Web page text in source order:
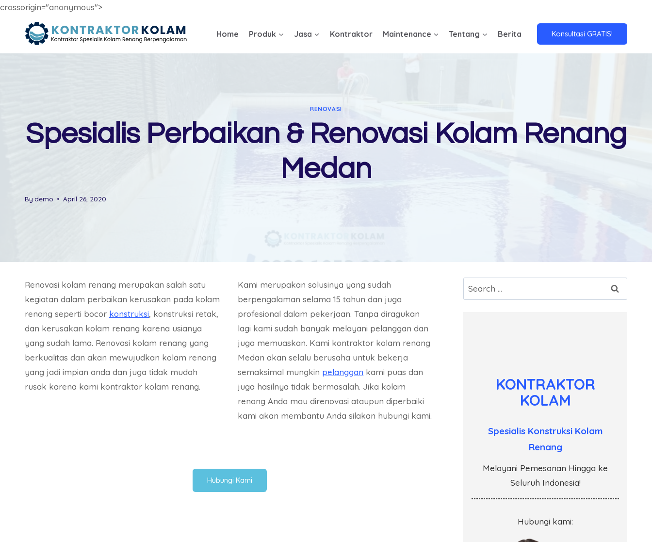
crossorigin="anonymous">
Home Produk Jasa Kontraktor Maintenance Tentang Berita Konsultasi GRATIS!
RENOVASI
Spesialis Perbaikan & Renovasi Kolam Renang
Medan
By demo April 26, 2020
Renovasi kolam renang merupakan salah satu
kegiatan dalam perbaikan kerusakan pada kolam
renang seperti bocor konstruksi, konstruksi retak,
dan kerusakan kolam renang karena usianya
yang sudah lama. Renovasi kolam renang yang
berkualitas dan akan mewujudkan kolam renang
yang jadi impian anda dan juga tidak mudah
rusak karena kami kontraktor kolam renang.
Kami merupakan solusinya yang sudah
berpengalaman selama 15 tahun dan juga
profesional dalam pekerjaan. Tanpa diragukan
lagi kami sudah banyak melayani pelanggan dan
juga memuaskan. Kami kontraktor kolam renang
Medan akan selalu berusaha untuk bekerja
semaksimal mungkin pelanggan kami puas dan
juga hasilnya tidak bermasalah. Jika kolam
renang Anda mau direnovasi ataupun diperbaiki
kami akan membantu Anda silakan hubungi kami.
Hubungi Kami
Search
for:
KONTRAKTOR
KOLAM
Spesialis Konstruksi Kolam
Renang
Melayani Pemesanan Hingga ke
Seluruh Indonesia!
Hubungi kami: